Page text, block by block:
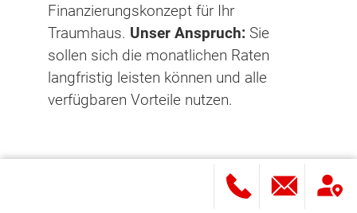
Finanzierungskonzept für Ihr
Traumhaus. Unser Anspruch: Sie
sollen sich die monatlichen Raten
langfristig leisten können und alle
verfügbaren Vorteile nutzen.